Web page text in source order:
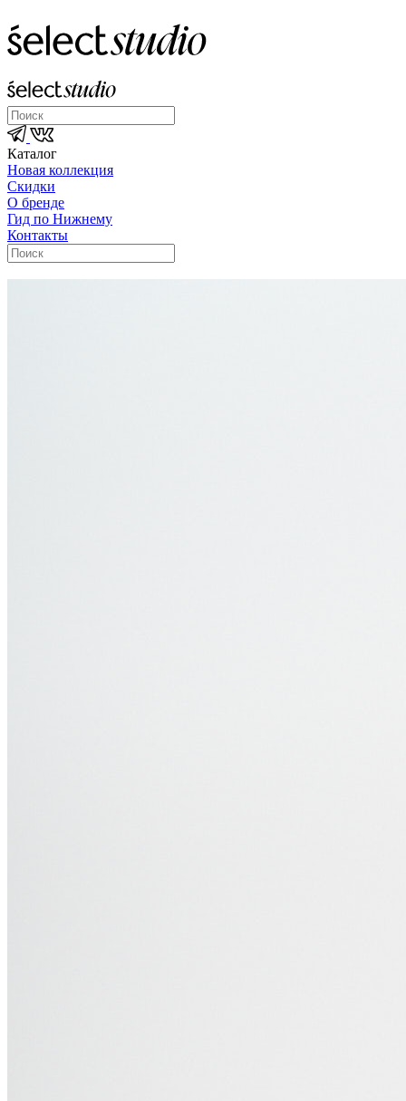
Каталог
Новая коллекция
Скидки
О бренде
Гид по Нижнему
Контакты